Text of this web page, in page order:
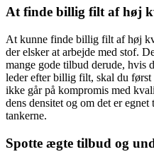
At finde billig filt af høj
At kunne finde billig filt af høj
der elsker at arbejde med stof.
mange gode tilbud derude, hvis
leder efter billig filt, skal du først
ikke går på kompromis med
dens densitet og om det er
tankerne.
Spotte ægte tilbud og